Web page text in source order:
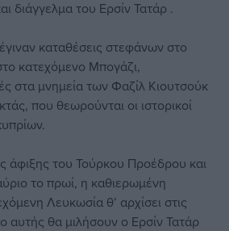
διάγγελμα του Ερσίν Τατάρ .
καταθέσεις στεφάνων στο
κατεχόμενο Μπογάζι,
στα μνημεία των Φαζίλ Κιουτσούκ
που θεωρούνται οι ιστορικοί
άφιξης του Τούρκου Προέδρου και
το πρωί, η καθιερωμένη
Λευκωσία θ’ αρχίσει στις
αυτής θα μιλήσουν ο Ερσίν Τατάρ